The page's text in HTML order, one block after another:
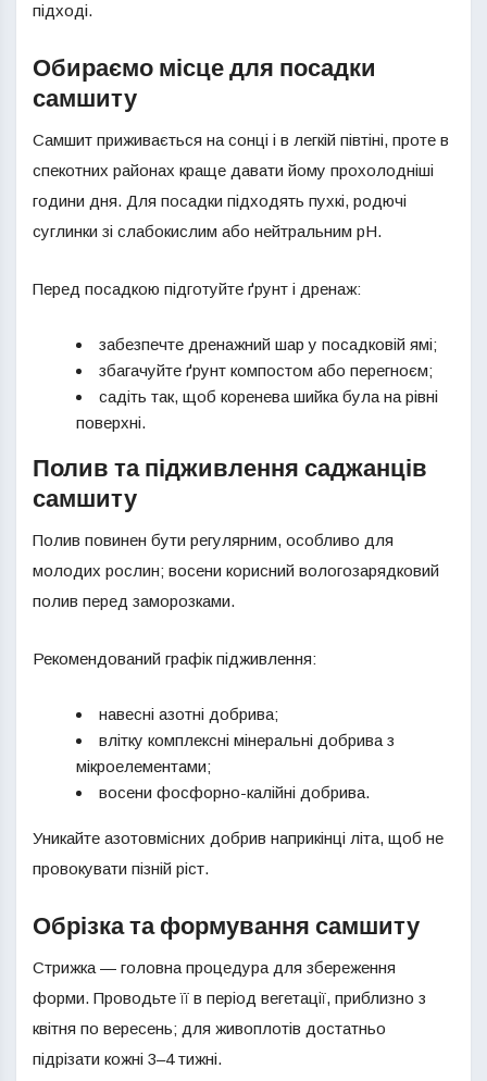
підході.
Обираємо місце для посадки
самшиту
Самшит приживається на сонці і в легкій півтіні, проте в
спекотних районах краще давати йому прохолодніші
години дня. Для посадки підходять пухкі, родючі
суглинки зі слабокислим або нейтральним pH.
Перед посадкою підготуйте ґрунт і дренаж:
забезпечте дренажний шар у посадковій ямі;
збагачуйте ґрунт компостом або перегноєм;
садіть так, щоб коренева шийка була на рівні
поверхні.
Полив та підживлення саджанців
самшиту
Полив повинен бути регулярним, особливо для
молодих рослин; восени корисний вологозарядковий
полив перед заморозками.
Рекомендований графік підживлення:
навесні азотні добрива;
влітку комплексні мінеральні добрива з
мікроелементами;
восени фосфорно-калійні добрива.
Уникайте азотовмісних добрив наприкінці літа, щоб не
провокувати пізній ріст.
Обрізка та формування самшиту
Стрижка — головна процедура для збереження
форми. Проводьте її в період вегетації, приблизно з
квітня по вересень; для живоплотів достатньо
підрізати кожні 3–4 тижні.